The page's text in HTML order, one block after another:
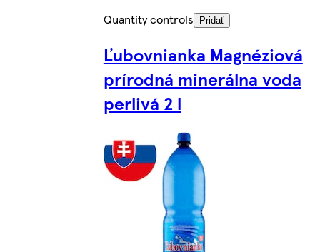
Quantity controls
Pridať
Ľubovnianka Magnéziová
prírodná minerálna voda
perlivá 2 l